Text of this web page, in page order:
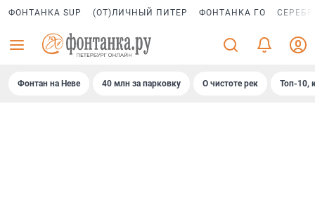
ФОНТАНКА SUP (ОТ)ЛИЧНЫЙ ПИТЕР ФОНТАНКА ГО
Фонтан на Неве 40 млн за парковку О чистоте рек Топ-10,